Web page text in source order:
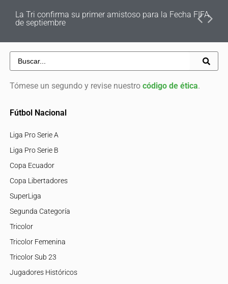
La Tri confirma su primer amistoso para la Fecha FIFA
de septiembre
Tómese un segundo y revise nuestro código de ética.
Fútbol Nacional
Liga Pro Serie A
Liga Pro Serie B
Copa Ecuador
Copa Libertadores
SuperLiga
Segunda Categoría
Tricolor
Tricolor Femenina
Tricolor Sub 23
Jugadores Históricos